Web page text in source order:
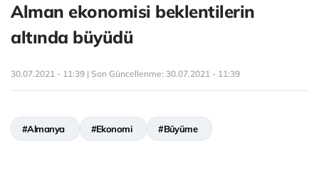
Alman ekonomisi beklentilerin
altında büyüdü
30.07.2021 - 11:39 | Son Güncellenme: 30.07.2021 - 11:39
#Almanya #Ekonomi #Büyüme